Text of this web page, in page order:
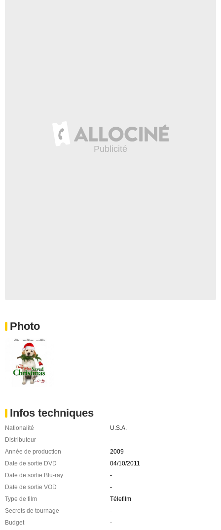
Photo
Infos techniques
Nationalité
U.S.A.
Distributeur
-
Année de production
2009
Date de sortie DVD
04/10/2011
Date de sortie Blu-ray
-
Date de sortie VOD
-
Type de film
Télefilm
Secrets de tournage
-
Budget
-